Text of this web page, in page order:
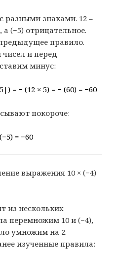
разными знаками. 12 –
(−5) отрицательное.
правило.
и перед
минус:
= − (12 × 5) = − (60) = −60
покороче:
= −60
выражения 10 × (−4)
из нескольких
перемножим 10 и (−4),
умножим на 2.
изученные правила: